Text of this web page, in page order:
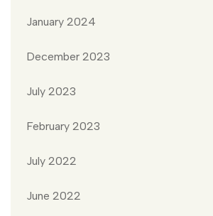
January 2024
December 2023
July 2023
February 2023
July 2022
June 2022